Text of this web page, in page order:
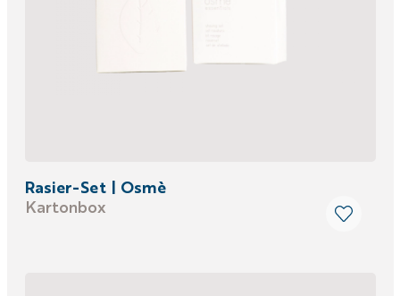
Rasier-Set | Osmè
Kartonbox